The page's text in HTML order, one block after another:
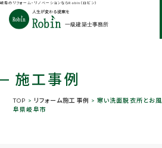
岐阜のリフォーム・リノベーションならRobin（ロビン）
施工事例
TOP > リフォーム施工事例 > 寒い洗面脱衣所とお
阜県岐阜市